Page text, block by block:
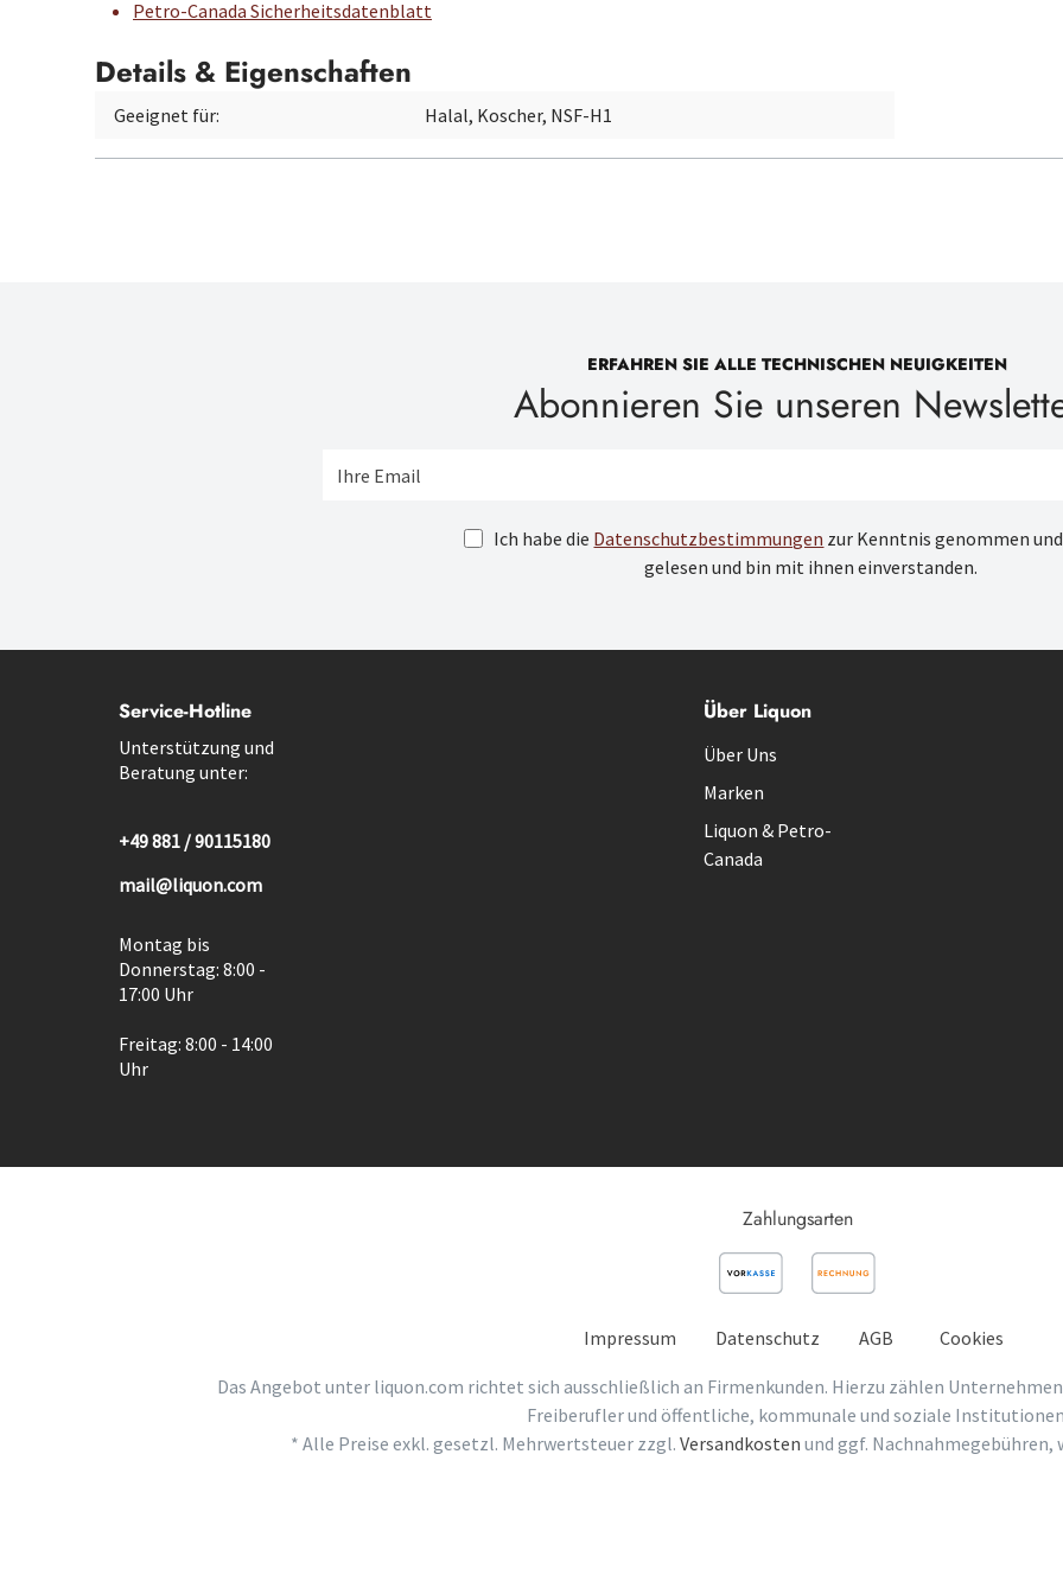
Petro-Canada Sicherheitsdatenblatt
Details & Eigenschaften
Geeignet für: Halal, Koscher, NSF-H1
ERFAHREN SIE ALLE TECHNISCHEN NEUIGKEITEN
Abonnieren Sie unseren
Ich habe die Datenschutzbestimmungen zur Kenntnis genommen
gelesen und bin mit ihnen einverstanden.
Service-Hotline
Unterstützung und
Beratung unter:
+49 881 / 90115180
mail@liquon.com
Montag bis
Donnerstag: 8:00 -
17:00 Uhr
Freitag: 8:00 - 14:00
Uhr
Über Liquon
Über Uns
Marken
Liquon & Petro-
Canada
Zahlungsarten
Impressum Datenschutz AGB Cookies
Das Angebot unter liquon.com richtet sich ausschließlich an Firmenkunden. Hierzu zählen
Freiberufler und öffentliche, kommunale und soziale
* Alle Preise exkl. gesetzl. Mehrwertsteuer zzgl. Versandkosten und ggf. Nachnahmegebühren,